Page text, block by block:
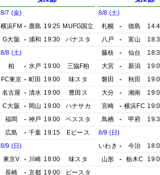
8/7 (金)
横浜FM - 鹿島 19:25 MUFG国立
G大阪
- 浦和 19:30
パナスタ
8/8 (土)
柏
- 水戸 19:00
三協F柏
FC東京 - 町田 19:00
味スタ
名古屋 - 清水 19:00
豊田ス
C大阪
- 岡山 19:00
ハナサカ
福岡
- 神戸 19:00
ベススタ
広島
- 千葉 19:15
Eピース
8/9 (日)
東京V
- 川崎 18:00
味スタ
長崎
- 京都 19:00 ピースタ
8/8 (土)
札幌
- 徳島
八戸
- 富山
藤枝
- 仙台
大宮
- 新潟
磐田
- 秋田
大分
- 湘南
宮崎
- 横浜FC
鳥栖
- 甲府
8/9 (日)
いわき - 今治
山形
- 栃木C